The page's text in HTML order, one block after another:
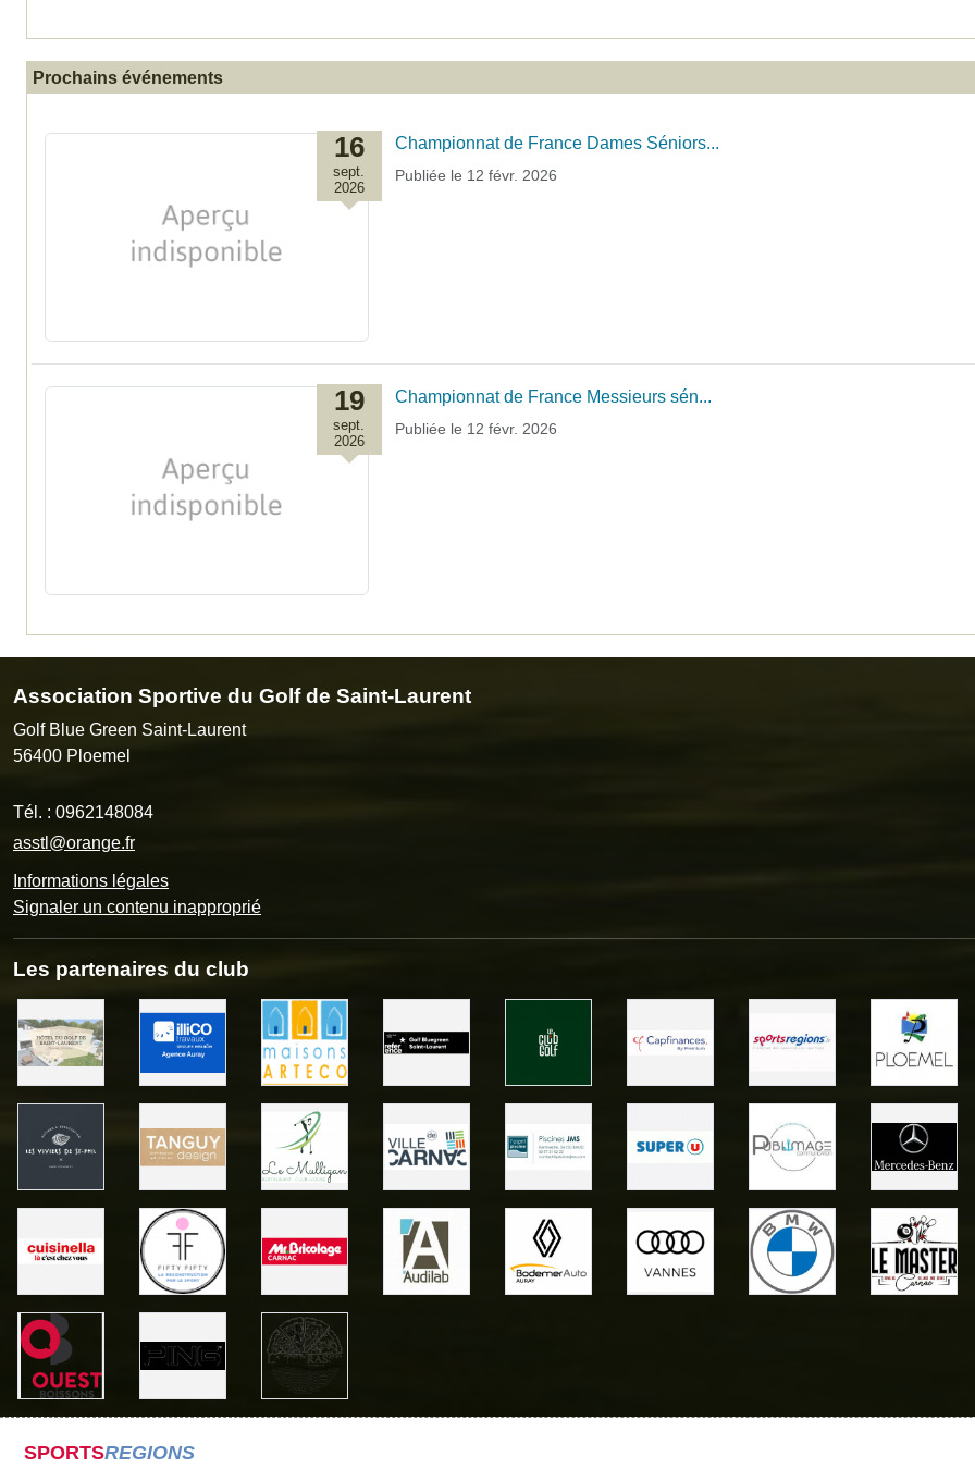
Prochains événements
16
sept.
2026
Championnat de France Dames Séniors...
Publiée le 12 févr. 2026
19
sept.
2026
Championnat de France Messieurs sén...
Publiée le 12 févr. 2026
Association Sportive du Golf de Saint-Laurent
Golf Blue Green Saint-Laurent
56400 Ploemel
Tél. : 0962148084
asstl@orange.fr
Informations légales
Signaler un contenu inapproprié
Les partenaires du club
SPORTSREGIONS